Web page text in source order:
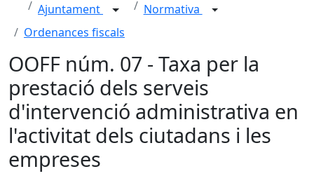
Ajuntament
Normativa
Ordenances fiscals
OOFF núm. 07 - Taxa per la
prestació dels serveis
d'intervenció administrativa en
l'activitat dels ciutadans i les
empreses